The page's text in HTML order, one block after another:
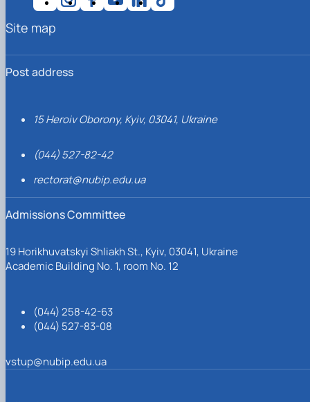
Post address
15 Heroiv Oborony, Kyiv, 03041, Ukraine
(044) 527-82-42
rectorat@nubip.edu.ua
Admissions Committee
19 Horikhuvatskyi Shliakh St., Kyiv, 03041, Ukraine
Academic Building No. 1, room No. 12
(044) 258-42-63
(044) 527-83-08
vstup@nubip.edu.ua
Site map